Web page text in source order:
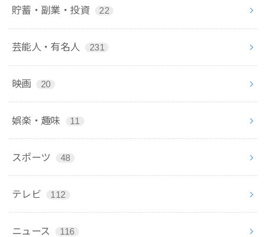
貯蓄・副業・投資 22
芸能人・有名人 231
映画 20
娯楽・趣味 11
スポーツ 48
テレビ 112
ニュース 116